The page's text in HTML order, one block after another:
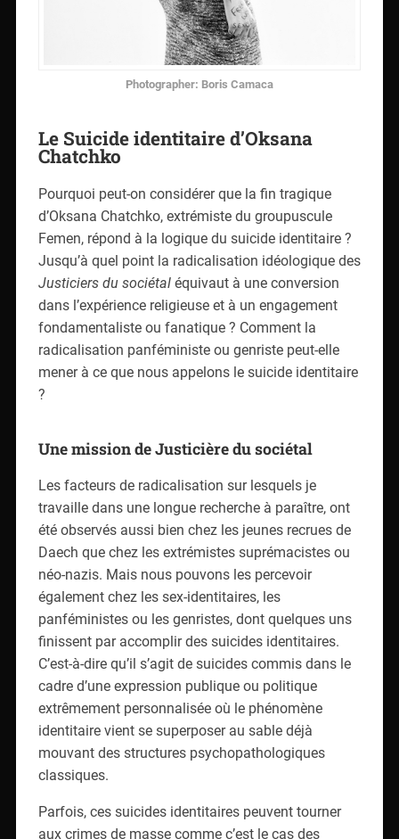
Photographer: Boris Camaca
Le Suicide identitaire d’Oksana
Chatchko
Pourquoi peut-on considérer que la fin tragique
d’Oksana Chatchko, extrémiste du groupuscule
Femen, répond à la logique du suicide identitaire ?
Jusqu’à quel point la radicalisation idéologique des
Justiciers du sociétaléquivaut à une conversion
dans l’expérience religieuse et à un engagement
fondamentaliste ou fanatique ? Comment la
radicalisation panféministe ou genriste peut-elle
mener à ce que nous appelons le suicide identitaire
?
Une mission de Justicière du sociétal
Les facteurs de radicalisation sur lesquels je
travaille dans une longue recherche à paraître, ont
été observés aussi bien chez les jeunes recrues de
Daech que chez les extrémistes suprémacistes ou
néo-nazis. Mais nous pouvons les percevoir
également chez les sex-identitaires, les
panféministes ou les genristes, dont quelques uns
finissent par accomplir des suicides identitaires.
C’est-à-dire qu’il s’agit de suicides commis dans le
cadre d’une expression publique ou politique
extrêmement personnalisée où le phénomène
identitaire vient se superposer au sable déjà
mouvant des structures psychopathologiques
classiques.
Parfois, ces suicides identitaires peuvent tourner
aux crimes de masse comme c’est le cas des